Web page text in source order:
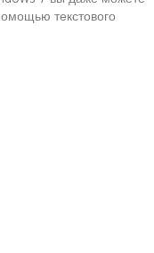
текстового